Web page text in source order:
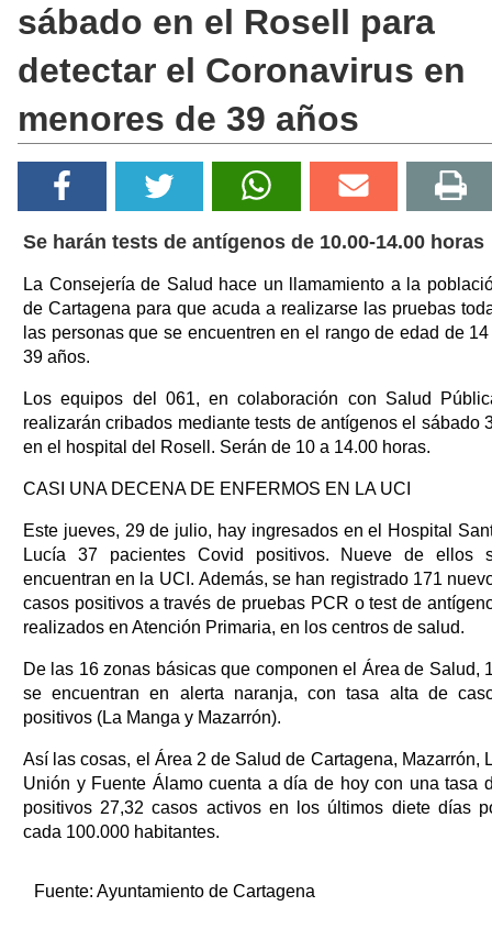
sábado en el Rosell para
detectar el Coronavirus en
menores de 39 años
Se harán tests de antígenos de 10.00-14.00 horas
La Consejería de Salud hace un llamamiento a la
de Cartagena para que acuda a realizarse las pruebas
las personas que se encuentren en el rango de edad de
39 años.
Los equipos del 061, en colaboración con Salud
realizarán cribados mediante tests de antígenos el sábado
en el hospital del Rosell. Serán de 10 a 14.00 horas.
CASI UNA DECENA DE ENFERMOS EN LA UCI
Este jueves, 29 de julio, hay ingresados en el Hospital
Lucía 37 pacientes Covid positivos. Nueve de ellos
encuentran en la UCI. Además, se han registrado 171
casos positivos a través de pruebas PCR o test de
realizados en Atención Primaria, en los centros de salud.
De las 16 zonas básicas que componen el Área de Salud,
se encuentran en alerta naranja, con tasa alta de
positivos (La Manga y Mazarrón).
Así las cosas, el Área 2 de Salud de Cartagena, Mazarrón,
Unión y Fuente Álamo cuenta a día de hoy con una tasa
positivos 27,32 casos activos en los últimos diete días
cada 100.000 habitantes.
Fuente: Ayuntamiento de Cartagena